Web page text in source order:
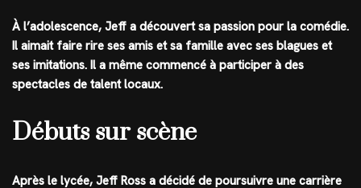
À l’adolescence, Jeff a découvert sa passion pour la comédie.
Il aimait faire rire ses amis et sa famille avec ses blagues et
ses imitations. Il a même commencé à participer à des
spectacles de talent locaux.
Débuts sur scène
Après le lycée, Jeff Ross a décidé de poursuivre une carrière